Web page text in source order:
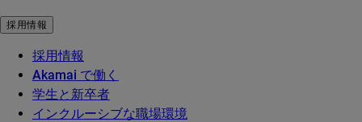
採用情報
採用情報
Akamai で働く
学生と新卒者
インクルーシブな職場環境